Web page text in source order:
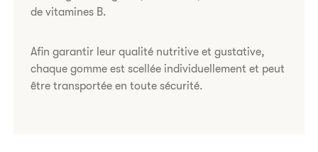
de vitamines B.
Afin garantir leur qualité nutritive et gustative,
chaque gomme est scellée individuellement et peut
être transportée en toute sécurité.